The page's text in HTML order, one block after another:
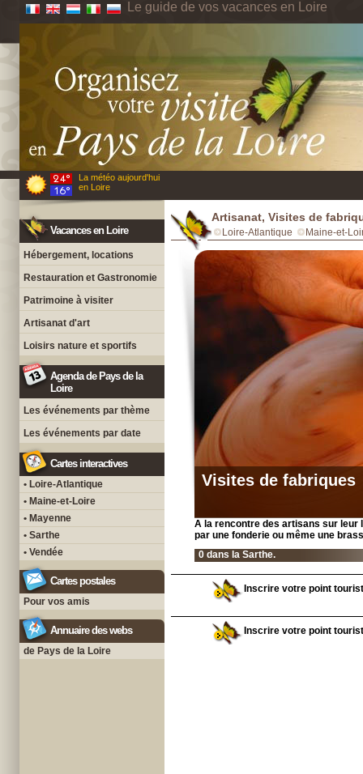
Le guide de vos vacances en Loire
La météo aujourd'hui
en Loire
Vacances en Loire
Hébergement, locations
Restauration et Gastronomie
Patrimoine à visiter
Artisanat d'art
Loisirs nature et sportifs
Agenda de Pays de la
Loire
Les événements par thème
Les événements par date
Cartes interactives
• Loire-Atlantique
• Maine-et-Loire
• Mayenne
• Sarthe
• Vendée
Cartes postales
Pour vos amis
Annuaire des webs
de Pays de la Loire
Artisanat, Visites de
Loire-Atlantique Maine-et-
Visites de fabriques
A la rencontre des artisans sur leur
par une fonderie ou même une
0 dans la Sarthe.
Inscrire votre point
Inscrire votre point